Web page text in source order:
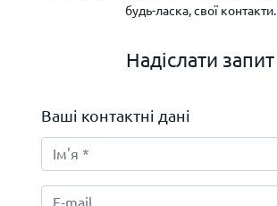
будь-ласка, свої контакти.
Надіслати запит
Ваші контактні дані